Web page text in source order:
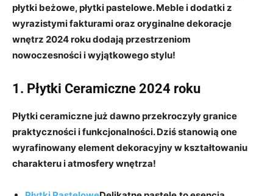
płytki beżowe, płytki pastelowe. Meble i dodatki z
wyrazistymi fakturami oraz oryginalne dekoracje
wnętrz 2024 roku dodają przestrzeniom
nowoczesności i wyjątkowego stylu!
1. Płytki Ceramiczne 2024 roku
Płytki ceramiczne już dawno przekroczyły granice
praktyczności i funkcjonalności. Dziś stanowią one
wyrafinowany element dekoracyjny w kształtowaniu
charakteru i atmosfery wnętrza!